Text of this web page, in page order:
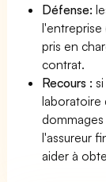
Défense:
l'entreprise
pris en
contrat.
Recours :
laboratoire
l'assureur
aider à